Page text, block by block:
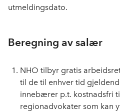
utmeldingsdato.
Beregning av salær
NHO tilbyr gratis arbeids
til de til enhver tid
innebærer p.t. kostnadsfri
regionadvokater som kan